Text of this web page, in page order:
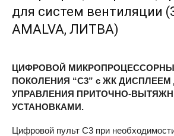
для систем вентиляции
AMALVA, ЛИТВА)
ЦИФРОВОЙ
ПОКОЛЕНИЯ “С3” с ЖК ДИСПЛЕЕМ
УПРАВЛЕНИЯ ПРИТОЧНО-
УСТАНОВКАМИ.
Цифровой пульт С3 при